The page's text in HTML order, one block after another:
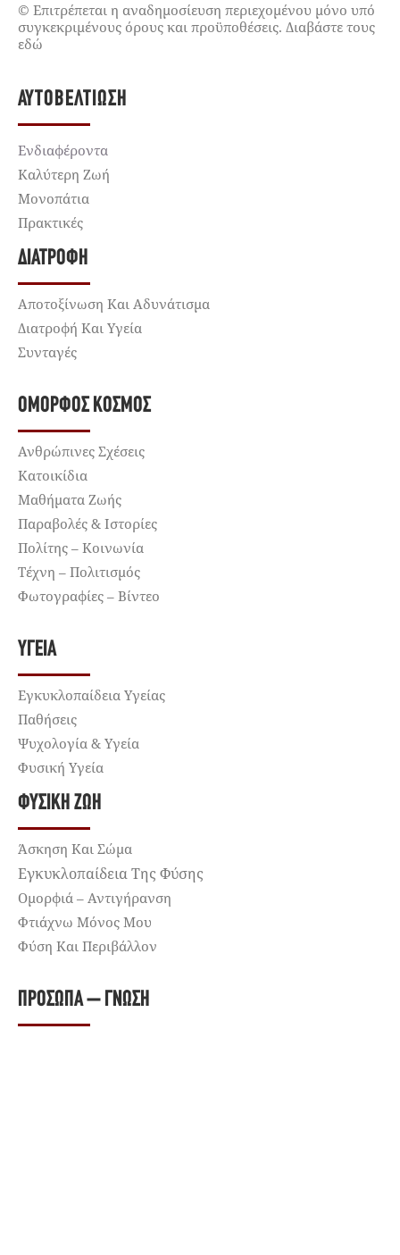
© Επιτρέπεται η αναδημοσίευση περιεχομένου μόνο υπό
συγκεκριμένους όρους και προϋποθέσεις. Διαβάστε τους
εδώ
ΑΥΤΟΒΕΛΤΊΩΣΗ
Ενδιαφέροντα
Καλύτερη Ζωή
Μονοπάτια
Πρακτικές
ΔΙΑΤΡΟΦΉ
Αποτοξίνωση Και Αδυνάτισμα
Διατροφή Και Υγεία
Συνταγές
ΌΜΟΡΦΟΣ ΚΌΣΜΟΣ
Ανθρώπινες Σχέσεις
Κατοικίδια
Μαθήματα Ζωής
Παραβολές & Ιστορίες
Πολίτης – Κοινωνία
Τέχνη – Πολιτισμός
Φωτογραφίες – Βίντεο
ΥΓΕΊΑ
Εγκυκλοπαίδεια Υγείας
Παθήσεις
Ψυχολογία & Υγεία
Φυσική Υγεία
ΦΥΣΙΚΉ ΖΩΉ
Άσκηση Και Σώμα
Εγκυκλοπαίδεια Της Φύσης
Ομορφιά – Αντιγήρανση
Φτιάχνω Μόνος Μου
Φύση Και Περιβάλλον
ΠΡΌΣΩΠΑ – ΓΝΏΣΗ